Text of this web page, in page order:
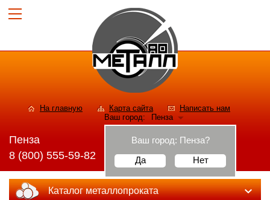
На главную Карта сайта
Написать нам
Ваш город:
Пенза
Ваш город: Пенза?
Да
Нет
Пенза
8 (800) 555-59-82
Каталог металлопроката